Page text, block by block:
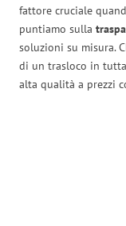
fattore cruciale
puntiamo sulla
soluzioni su misura.
di un trasloco in
alta qualità a prezzi